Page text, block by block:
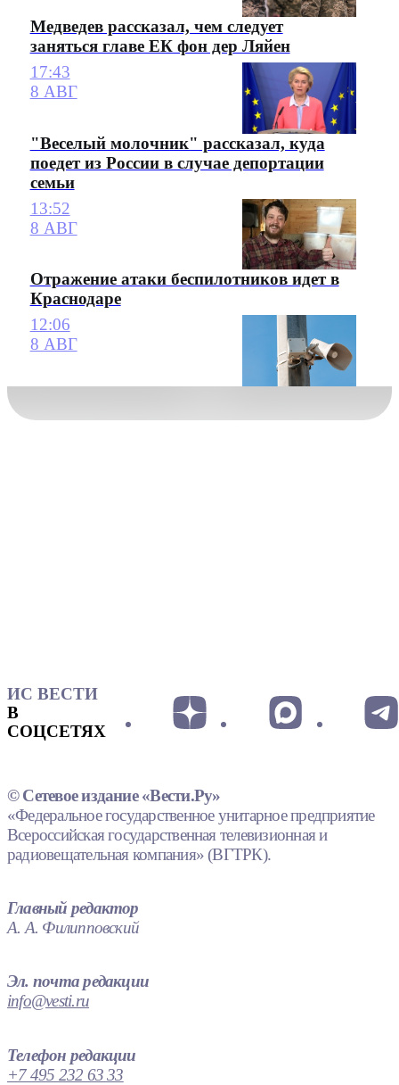
Медведев рассказал, чем следует
заняться главе ЕК фон дер Ляйен
17:43
8 АВГ
"Веселый молочник" рассказал, куда
поедет из России в случае депортации
семьи
13:52
8 АВГ
Отражение атаки беспилотников идет в
Краснодаре
12:06
8 АВГ
ИС ВЕСТИ
В
СОЦСЕТЯХ
© Сетевое издание «Вести.Ру»
«Федеральное государственное унитарное предприятие
Всероссийская государственная телевизионная и
радиовещательная компания» (ВГТРК).
Главный редактор
А. А. Филипповский
Эл. почта редакции
info@vesti.ru
Телефон редакции
+7 495 232 63 33